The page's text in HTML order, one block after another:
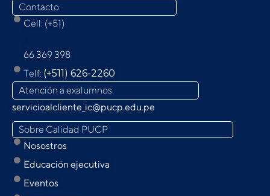
Contacto
Cell: (+51)
66 369 398
Telf: (+511) 626-2260
Atención a exalumnos
servicioalcliente_ic@pucp.edu.pe
Sobre Calidad PUCP
Nosostros
Educación ejecutiva
Eventos